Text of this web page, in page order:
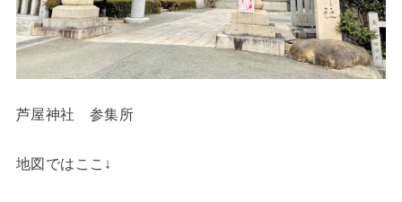
芦屋神社 参集所
地図ではここ↓